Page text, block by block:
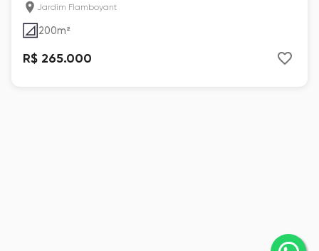
Jardim Flamboyant
200m²
R$ 265.000